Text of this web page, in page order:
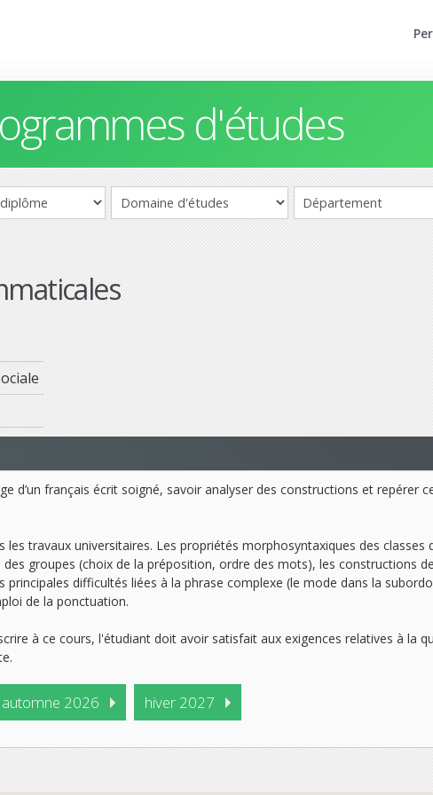
d'études
d’un français écrit soigné, savoir analyser des constructions et repérer
travaux universitaires. Les propriétés morphosyntaxiques des
groupes (choix de la préposition, ordre des mots), les constructions
difficultés liées à la phrase complexe (le mode dans la
de la ponctuation.
à ce cours, l'étudiant doit avoir satisfait aux exigences relatives à la
.
automne 2026 hiver 2027